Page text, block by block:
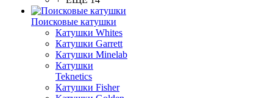
Поисковые катушки
Катушки Whites
Катушки Garrett
Катушки Minelab
Катушки
Teknetics
Катушки Fisher